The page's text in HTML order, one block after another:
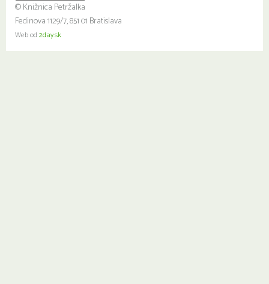
© Knižnica Petržalka
Fedinova 1129/7, 851 01 Bratislava
Web od 2day.sk